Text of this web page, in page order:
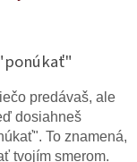
predávaš, ale
dosiahneš
To znamená,
tvojím smerom.